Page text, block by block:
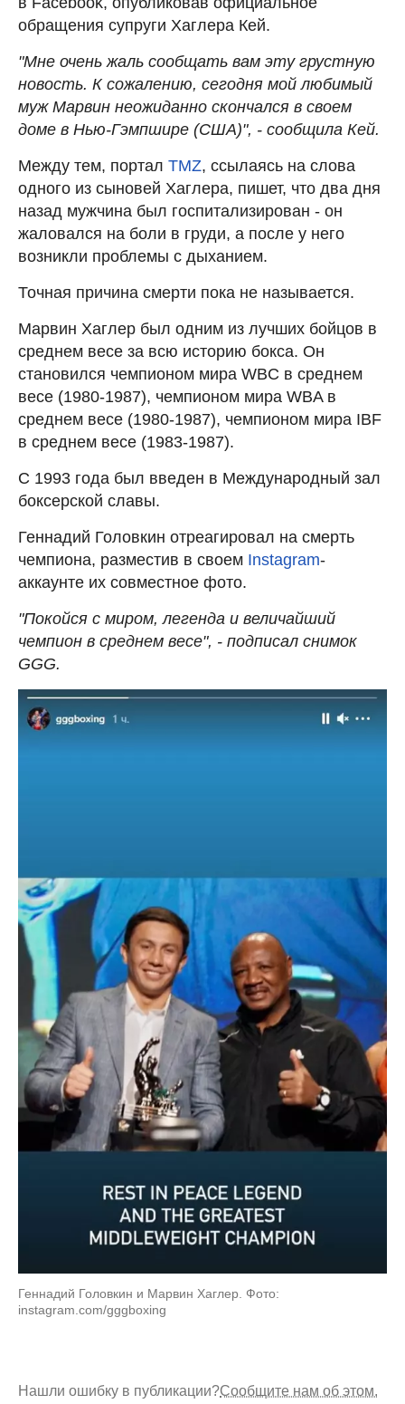
обращения супруги Хаглера Кей.
"Мне очень жаль сообщать вам эту грустную
новость. К сожалению, сегодня мой любимый
муж Марвин неожиданно скончался в своем
доме в Нью-Гэмпшире (США)", - сообщила Кей.
Между тем, портал TMZ, ссылаясь на слова
одного из сыновей Хаглера, пишет, что два дня
назад мужчина был госпитализирован - он
жаловался на боли в груди, а после у него
возникли проблемы с дыханием.
Точная причина смерти пока не называется.
Марвин Хаглер был одним из лучших бойцов в
среднем весе за всю историю бокса. Он
становился чемпионом мира WBC в среднем
весе (1980-1987), чемпионом мира WBA в
среднем весе (1980-1987), чемпионом мира IBF
в среднем весе (1983-1987).
С 1993 года был введен в Международный зал
боксерской славы.
Геннадий Головкин отреагировал на смерть
чемпиона, разместив в своем Instagram-
аккаунте их совместное фото.
"Покойся с миром, легенда и величайший
чемпион в среднем весе", - подписал снимок
GGG.
Геннадий Головкин и Марвин Хаглер. Фото:
instagram.com/gggboxing
Нашли ошибку в публикации?Сообщите нам об этом.